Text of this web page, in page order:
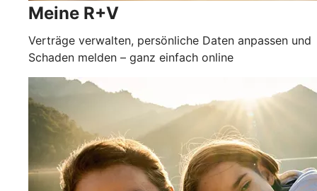
Meine R+V
Verträge verwalten, persönliche Daten anpassen und
Schaden melden – ganz einfach online